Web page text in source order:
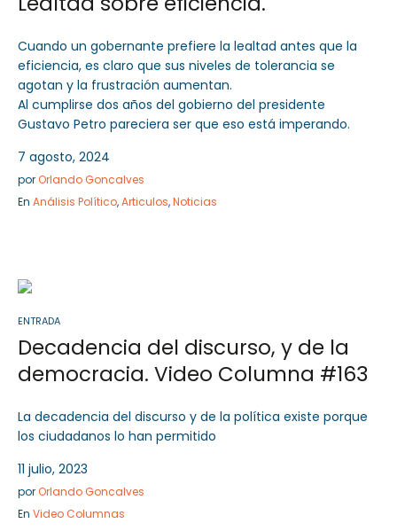
Cuando un gobernante prefiere la lealtad antes que la
eficiencia, es claro que sus niveles de tolerancia se
agotan y la frustración aumentan.
Al cumplirse dos años del gobierno del presidente
Gustavo Petro pareciera ser que eso está imperando.
7 agosto, 2024
por Orlando Goncalves
En Análisis Político,Articulos,Noticias
ENTRADA
Decadencia del discurso, y de la
democracia. Video Columna #163
La decadencia del discurso y de la política existe porque
los ciudadanos lo han permitido
11 julio, 2023
por Orlando Goncalves
En Video Columnas